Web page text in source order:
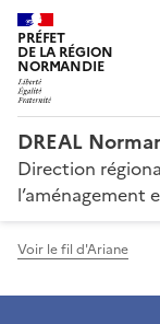
PRÉFET
DE LA RÉGION
NORMANDIE
DREAL
Direction
l’aménagement
Voir le fil d'Ariane